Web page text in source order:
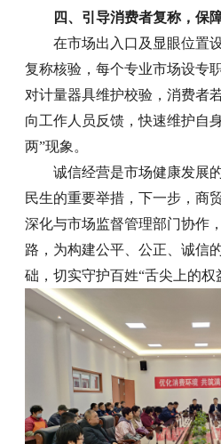
四、引导消费者复称，保
在市场出入口及显眼位置
复称核验，每个专业市场设专
对计量器具维护校验，消费者
向工作人员反馈，快速维护自
两”现象。
诚信经营是市场健康发展
民生的重要举措，下一步，商
深化与市场监督管理部门协作
路，为构建公平、公正、诚信
础，切实守护百姓“舌尖上的权